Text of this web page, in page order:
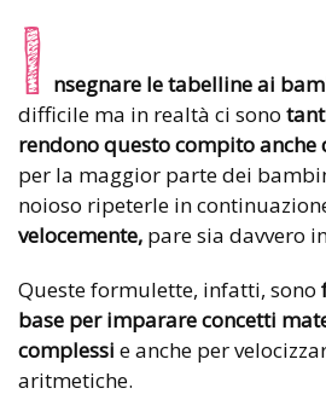
I nsegnare le tabellineai
difficile ma in realtà ci sono
rendono questo compito anche
per la maggior parte dei
noioso ripeterle in
velocemente, pare sia davvero
Queste formulette, infatti, sono
base per imparare concetti
complessi e anche per
aritmetiche.